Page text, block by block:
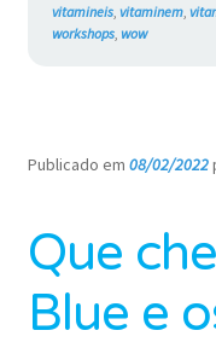
vitamineis, vitaminem,
workshops, wow
Publicado em 08/02/2022
Que
Blue e